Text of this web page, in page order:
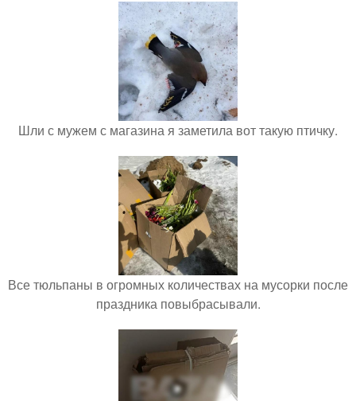
Шли с мужем с магазина я заметила вот такую птичку.
Все тюльпаны в огромных количествах на мусорки после
праздника повыбрасывали.